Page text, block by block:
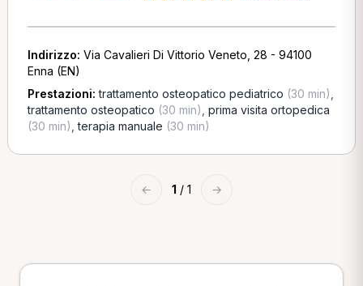
Indirizzo: Via Cavalieri Di Vittorio Veneto, 28 - 94100
Enna (EN)
Prestazioni:trattamento osteopatico pediatrico (30 min)
trattamento osteopatico (30 min) prima visita ortopedica
(30 min) ,terapia manuale (30 min)
← 1 / 1 →